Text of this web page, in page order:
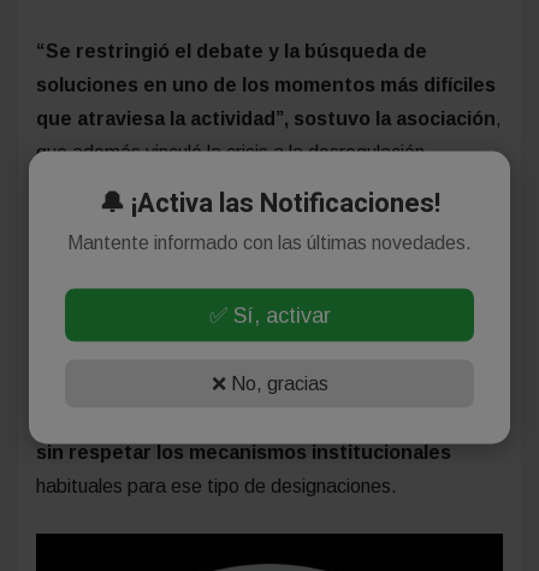
“Se restringió el debate y la búsqueda de
soluciones en uno de los momentos más difíciles
que atraviesa la actividad”, sostuvo la asociación,
que además vinculó la crisis a la desregulación
económica impulsada por el Gobierno nacional.
APAM también cuestionó decisiones vinculadas a
la estructura interna del organismo.En ese
sentido, señaló que Correa impulsó
Libertad Avanza, para ocupar la jefatura del Área
sin respetar los mecanismos institucionales
habituales para ese tipo de designaciones.
🔔 ¡Activa las Notificaciones!
Mantente informado con las últimas novedades.
✅ Sí, activar
❌ No, gracias